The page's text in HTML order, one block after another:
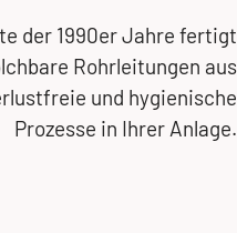
der 1990er Jahre fertigt
Rohrleitungen aus
und hygienische
Prozesse in Ihrer Anlage.